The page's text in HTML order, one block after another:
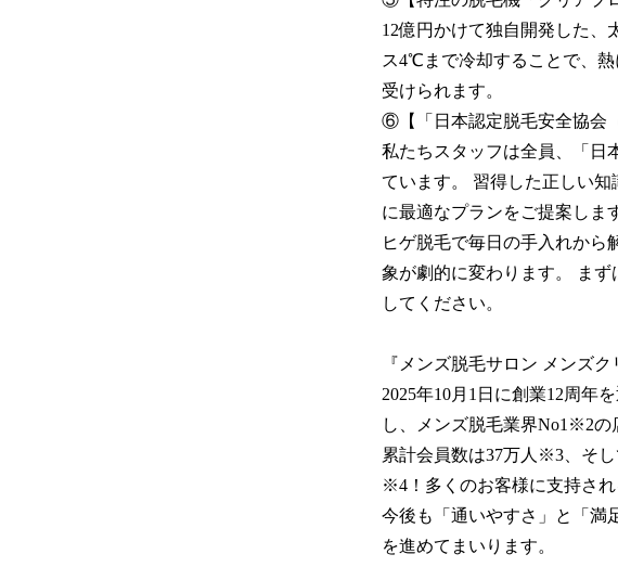
12億円かけて独自開発した、
ス4℃まで冷却することで、
受けられます。
⑥【「日本認定脱毛安全協会
私たちスタッフは全員、「日
ています。 習得した正しい
に最適なプランをご提案しま
ヒゲ脱毛で毎日の手入れから
象が劇的に変わります。 ま
してください。
『メンズ脱毛サロン メンズク
2025年10月1日に創業12周年
し、メンズ脱毛業界No1※2の
累計会員数は37万人※3、そ
※4！多くのお客様に支持され
今後も「通いやすさ」と「満
を進めてまいります。